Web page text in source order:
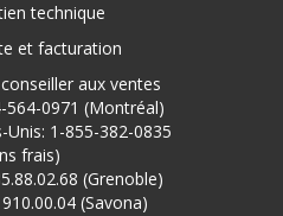
technique
et facturation
aux ventes
564-0971 (Montréal)
Unis: 1-855-382-0835
frais)
(Grenoble)
(Savona)